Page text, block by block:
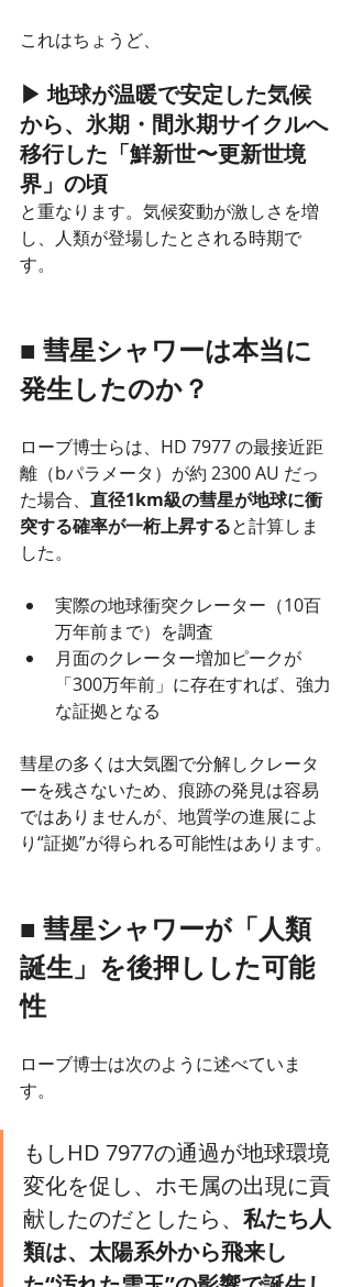
これはちょうど、
▶ 地球が温暖で安定した気候
から、氷期・間氷期サイクルへ
移行した「鮮新世〜更新世境
界」の頃
と重なります。気候変動が激しさを増
し、人類が登場したとされる時期で
す。
■ 彗星シャワーは本当に
発生したのか？
ローブ博士らは、HD 7977 の最接近距
離（bパラメータ）が約 2300 AU だっ
た場合、 直径1km級の彗星が地球に衝
突する確率が一桁上昇すると計算しま
した。
実際の地球衝突クレーター（10百
万年前まで）を調査
月面のクレーター増加ピークが
「300万年前」に存在すれば、強力
な証拠となる
彗星の多くは大気圏で分解しクレータ
ーを残さないため、痕跡の発見は容易
ではありませんが、地質学の進展によ
り“証拠”が得られる可能性はあります。
■ 彗星シャワーが「人類
誕生」を後押しした可能
性
ローブ博士は次のように述べていま
す。
もしHD 7977の通過が地球環境
変化を促し、ホモ属の出現に貢
献したのだとしたら、 私たち人
類は、太陽系外から飛来し